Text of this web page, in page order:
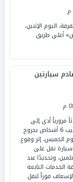
اليوم الإثنين،
أعلى طريق
سيارتين
مرورياً أدى إلى
توقف مؤقت لحركة السير؛ حيث أُصيب 6 أشخاص بجروح
الخميس، إثر وقوع
نقل على
وتحديدًا عند
الخدمات التابعة
فوراً لنقل